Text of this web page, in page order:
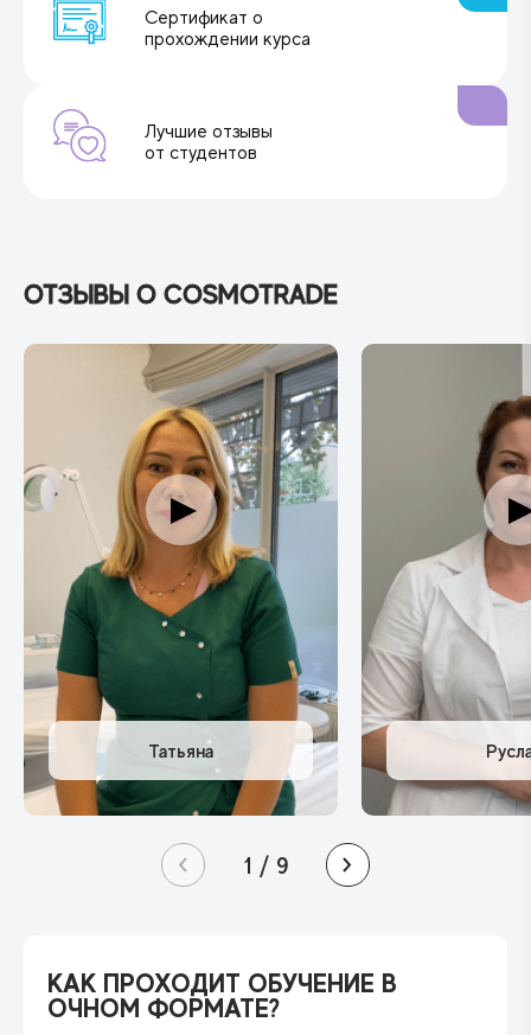
Сертификат о
прохождении курса
Лучшие отзывы
от студентов
ОТЗЫВЫ О COSMOTRADE
1 / 9
КАК ПРОХОДИТ ОБУЧЕНИЕ В
ОЧНОМ ФОРМАТЕ?